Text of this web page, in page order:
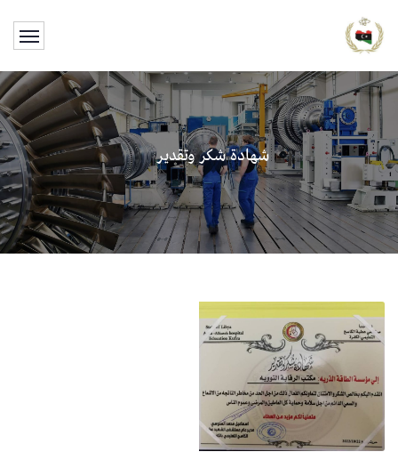
شهادة شكر وتقدير